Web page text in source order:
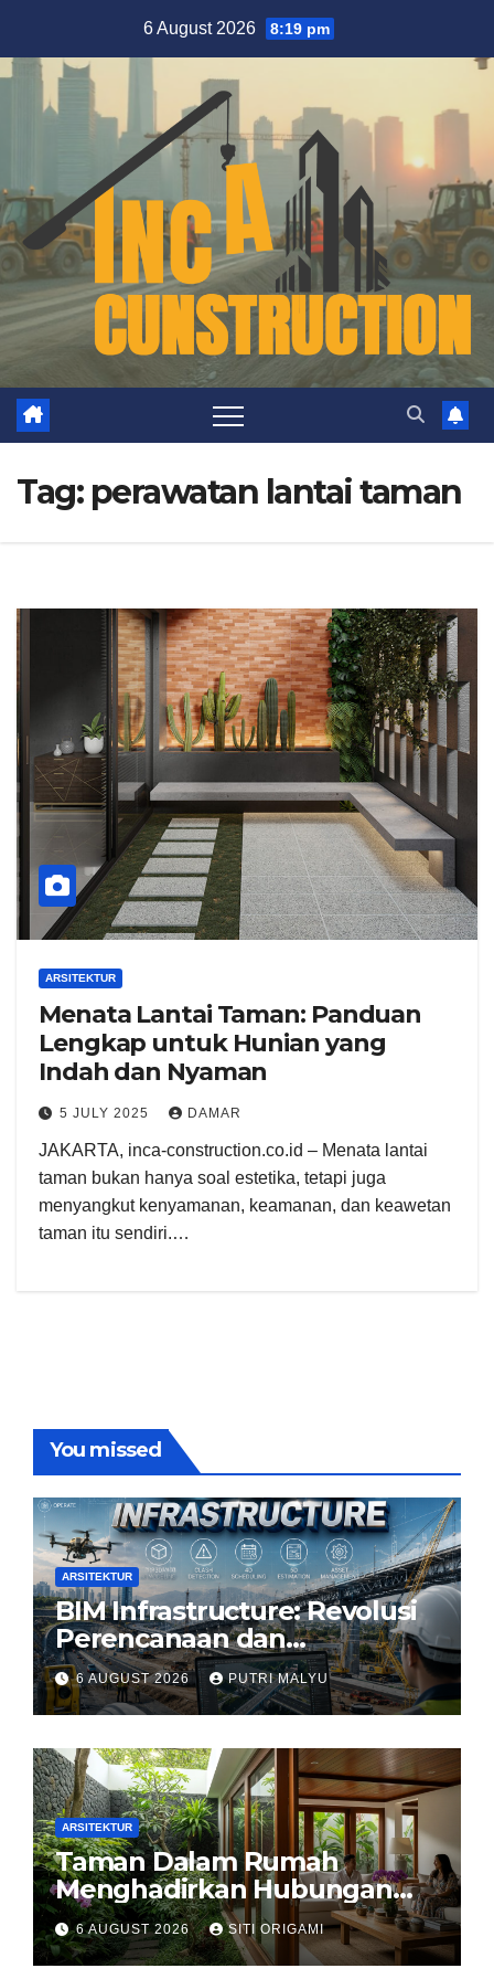
content
6 August 2026 8:19 pm
Tag: perawatan lantai taman
ARSITEKTUR
Menata Lantai Taman: Panduan
Lengkap untuk Hunian yang
Indah dan Nyaman
5 JULY 2025 DAMAR
JAKARTA, inca-construction.co.id – Menata lantai
taman bukan hanya soal estetika, tetapi juga
menyangkut kenyamanan, keamanan, dan keawetan
taman itu sendiri.…
You missed
ARSITEKTUR
BIM Infrastructure: Revolusi
Perencanaan dan
Pengelolaan Infrastruktur
6 AUGUST 2026 PUTRI MALYU
ARSITEKTUR
Taman Dalam Rumah
Menghadirkan Hubungan
Harmonis antara Arsitektur
dan Alam
6 AUGUST 2026 SITI ORIGAMI